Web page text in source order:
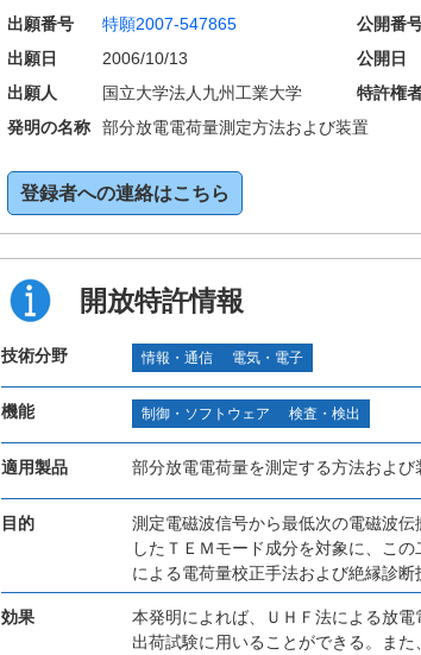
出願番号 特願2007-547865 公開番
出願日
2006/10/13 公開日
出願人
国立大学法人九州工業大学 特許権
発明の名称
部分放電電荷量測定方法および装置
登録者への連絡はこちら
開放特許情報
技術分野 情報・通信 電気・電子
機能 制御・ソフトウェア 検査・検出
適用製品 部分放電電荷量を測定する方法および
目的
測定電磁波信号から最低次の電磁波
したＴＥＭモード成分を対象に、こ
による電荷量校正手法および絶縁診
効果
本発明によれば、ＵＨＦ法による放
出荷試験に用いることができる。ま